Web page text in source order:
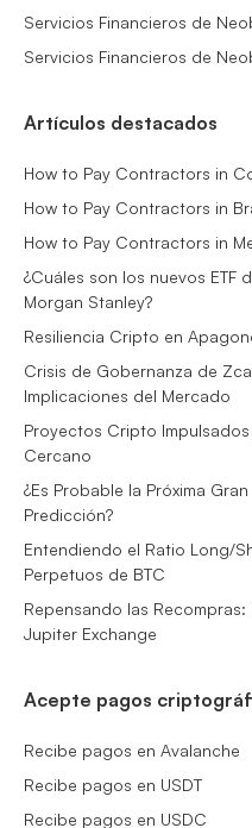
Servicios Financieros de
Servicios Financieros de
Artículos destacados
How to Pay Contractors in
How to Pay Contractors in
How to Pay Contractors in
¿Cuáles son los nuevos ETF
Morgan Stanley?
Resiliencia Cripto en
Crisis de Gobernanza de
Implicaciones del Mercado
Proyectos Cripto
Cercano
¿Es Probable la Próxima
Predicción?
Entendiendo el Ratio Long/
Perpetuos de BTC
Repensando las
Jupiter Exchange
Acepte pagos
Recibe pagos en Avalanche
Recibe pagos en USDT
Recibe pagos en USDC